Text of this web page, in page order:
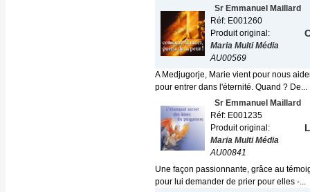
Sr Emmanuel Maillard
Réf: E001260
Produit original:
Maria Multi Média
AU00569
A Medjugorje, Marie vient pour nous
pour entrer dans l'éternité. Quand ? De...
Sr Emmanuel Maillard
Réf: E001235
Produit original:
Maria Multi Média
AU00841
Une façon passionnante, grâce au
pour lui demander de prier pour elles -...